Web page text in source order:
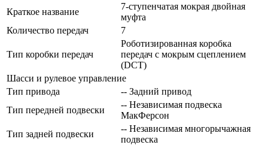
Краткое название
7-ступенчатая мокрая двойная
муфта
Количество передач
7
Тип коробки передач
Роботизированная коробка
передач с мокрым сцеплением
(DCT)
Шасси и рулевое управление
Тип привода
-- Задний привод
Тип передней подвески
-- Независимая подвеска
МакФерсон
Тип задней подвески
-- Независимая многорычажная
подвеска